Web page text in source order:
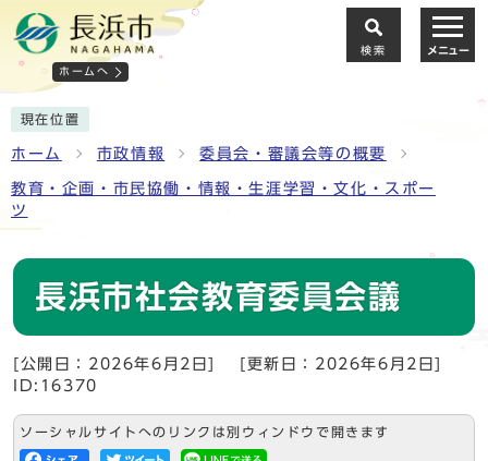
ホームへ
検索 メニュー
現在位置
ホーム 市政情報 委員会・審議会等の概要
教育・企画・市民協働・情報・生涯学習・文化・スポー
ツ
長浜市社会教育委員会議
[公開日：2026年6月2日]
[更新日：2026年6月2日]
ID:16370
ソーシャルサイトへのリンクは別ウィンドウで開きます